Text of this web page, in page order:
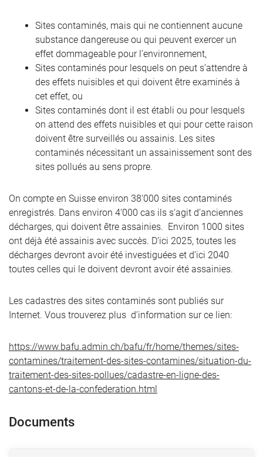
Sites contaminés, mais qui ne contiennent aucune
substance dangereuse ou qui peuvent exercer un
effet dommageable pour l’environnement,
Sites contaminés pour lesquels on peut s’attendre à
des effets nuisibles et qui doivent être examinés à
cet effet, ou
Sites contaminés dont il est établi ou pour lesquels
on attend des effets nuisibles et qui pour cette raison
doivent être surveillés ou assainis. Les sites
contaminés nécessitant un assainissement sont des
sites pollués au sens propre.
On compte en Suisse environ 38‘000 sites contaminés
enregistrés. Dans environ 4‘000 cas ils s‘agit d’anciennes
décharges, qui doivent être assainies. Environ 1000 sites
ont déjà été assainis avec succès. D’ici 2025, toutes les
décharges devront avoir été investiguées et d’ici 2040
toutes celles qui le doivent devront avoir été assainies.
Les cadastres des sites contaminés sont publiés sur
Internet. Vous trouverez plus d’information sur ce lien:
https://www.bafu.admin.ch/bafu/fr/home/themes/sites-
contamines/traitement-des-sites-contamines/situation-du-
traitement-des-sites-pollues/cadastre-en-ligne-des-
cantons-et-de-la-confederation.html
Documents